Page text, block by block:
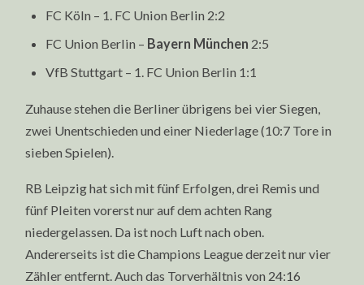
FC Köln – 1. FC Union Berlin 2:2
FC Union Berlin – Bayern München 2:5
VfB Stuttgart – 1. FC Union Berlin 1:1
Zuhause stehen die Berliner übrigens bei vier Siegen,
zwei Unentschieden und einer Niederlage (10:7 Tore in
sieben Spielen).
RB Leipzig hat sich mit fünf Erfolgen, drei Remis und
fünf Pleiten vorerst nur auf dem achten Rang
niedergelassen. Da ist noch Luft nach oben.
Andererseits ist die Champions League derzeit nur vier
Zähler entfernt. Auch das Torverhältnis von 24:16